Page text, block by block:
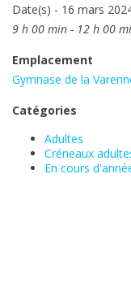
Date(s) - 16 mars
9 h 00 min - 12 h 00
Emplacement
Gymnase de la
Catégories
Adultes
Créneaux
En cours